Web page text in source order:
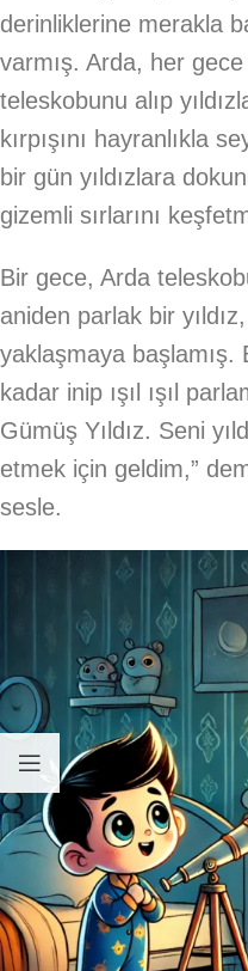
derinliklerine merakla
varmış. Arda, her
teleskobunu alıp
kırpışını hayranlıkla
bir gün yıldızlara
gizemli sırlarını
Bir gece, Arda
aniden parlak bir
yaklaşmaya başlamış.
kadar inip ışıl ışıl
Gümüş Yıldız. Seni
etmek için geldim,”
sesle.